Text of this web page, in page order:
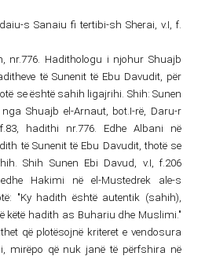
s Sanaiu fi tertibi-sh Sherai, v.I, f.
nr.776. Hadithologu i njohur Shuajb
të Sunenit të Ebu Davudit, për
se është sahih ligajrihi. Shih: Sunen
Shuajb el-Arnaut, bot.I-rë, Daru-r
hadithi nr.776. Edhe Albani në
të Sunenit të Ebu Davudit, thotë se
Shih Sunen Ebi Davud, v.I, f.206
Hakimi në el-Mustedrek ale-s
"Ky hadith është autentik (sahih),
këtë hadith as Buhariu dhe Muslimi."
që plotësojnë kriteret e vendosura
mirëpo që nuk janë të përfshira në